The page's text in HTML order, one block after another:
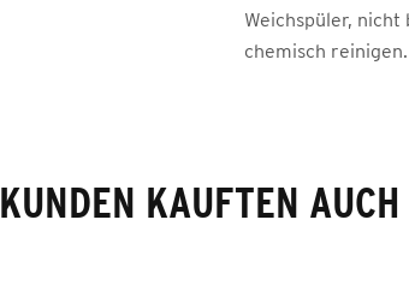
Weichspüler, nicht
chemisch reinigen.
KUNDEN KAUFTEN AUCH